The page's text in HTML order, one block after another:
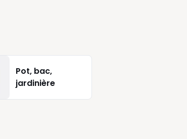
Pot, bac,
jardinière